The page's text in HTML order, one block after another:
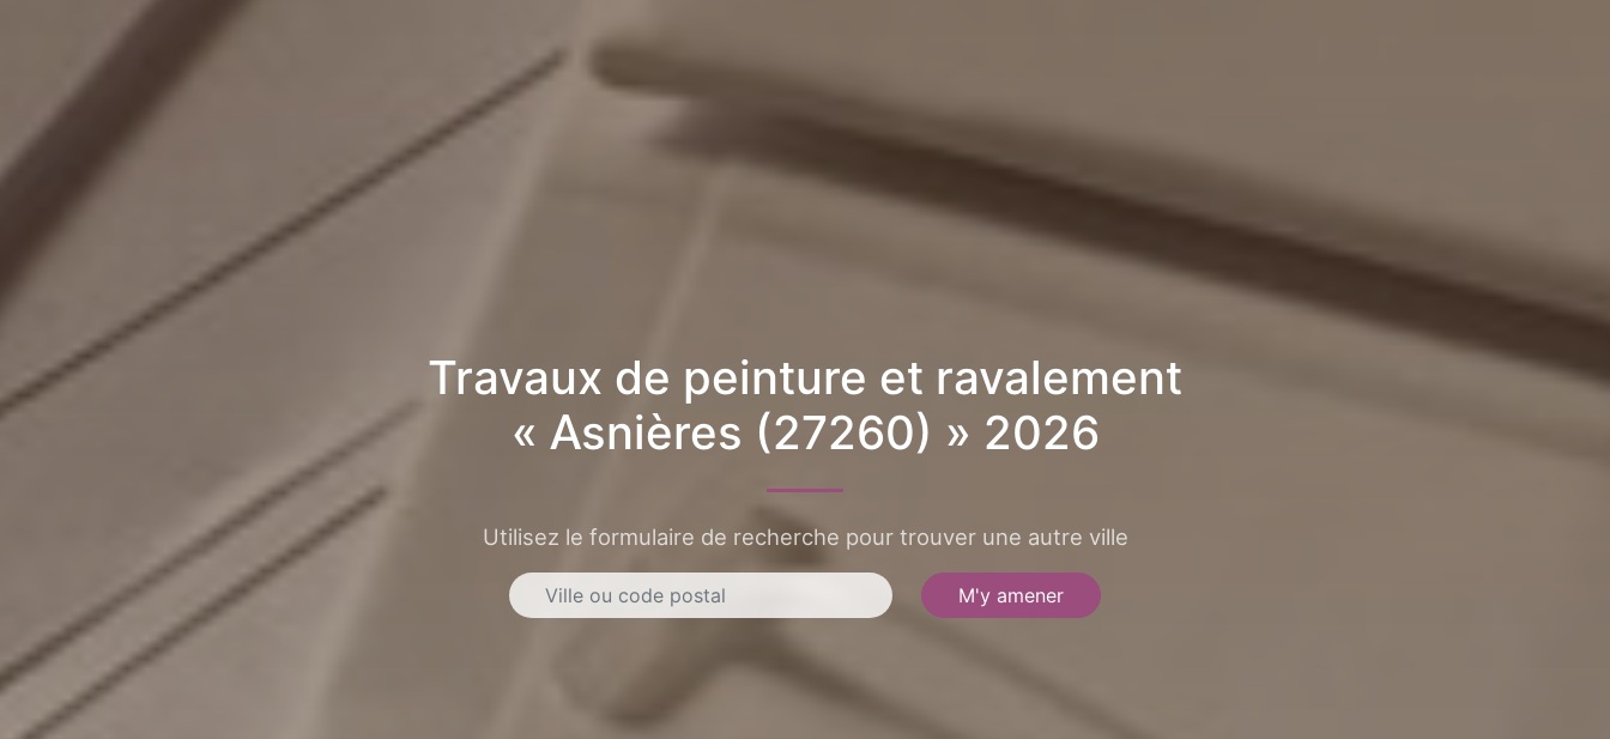
Travaux de peinture et ravalement
« Asnières (27260) » 2026
Utilisez le formulaire de recherche pour trouver une autre ville
M'y amener